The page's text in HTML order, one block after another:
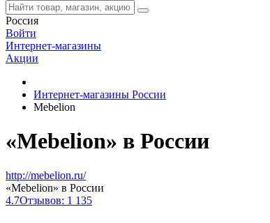
Россия
Войти
Интернет-магазины
Акции
Интернет-магазины России
Mebelion
«Mebelion» в России
http://mebelion.ru/
«Mebelion» в России
4.7Отзывов: 1 135